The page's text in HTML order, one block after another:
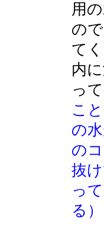
用
の
て
内
っ
こ
の
の
抜
っ
る）